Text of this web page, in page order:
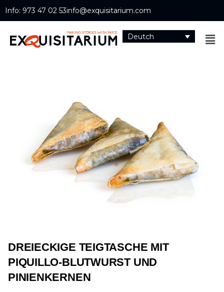
Info: 973 47 02 53info@exquisitarium.com
Deutch
DREIECKIGE TEIGTASCHE MIT
PIQUILLO-BLUTWURST UND
PINIENKERNEN